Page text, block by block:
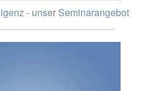
- unser Seminarangebot